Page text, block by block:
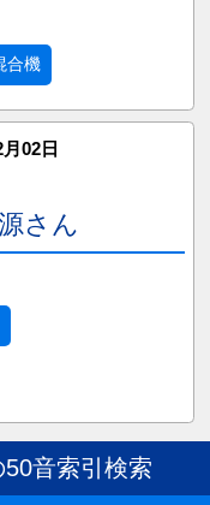
合機
02日
さん
音索引検索